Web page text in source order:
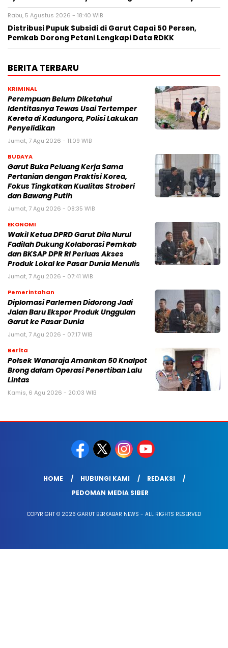
Rabu, 5 Agustus 2026 - 18:40 WIB
Distribusi Pupuk Subsidi di Garut Capai 50 Persen,
Pemkab Dorong Petani Lengkapi Data RDKK
BERITA TERBARU
KRIMINAL
Perempuan Belum Diketahui
Identitasnya Tewas Usai Tertemper
Kereta di Kadungora, Polisi Lakukan
Penyelidikan
Jumat, 7 Agu 2026 - 11:09 WIB
BUDAYA
Garut Buka Peluang Kerja Sama
Pertanian dengan Praktisi Korea,
Fokus Tingkatkan Kualitas Stroberi
dan Bawang Putih
Jumat, 7 Agu 2026 - 08:35 WIB
EKONOMI
Wakil Ketua DPRD Garut Dila Nurul
Fadilah Dukung Kolaborasi Pemkab
dan BKSAP DPR RI Perluas Akses
Produk Lokal ke Pasar Dunia Menulis
Jumat, 7 Agu 2026 - 07:41 WIB
Pemerintahan
Diplomasi Parlemen Didorong Jadi
Jalan Baru Ekspor Produk Unggulan
Garut ke Pasar Dunia
Jumat, 7 Agu 2026 - 07:17 WIB
Berita
Polsek Wanaraja Amankan 50 Knalpot
Brong dalam Operasi Penertiban Lalu
Lintas
Kamis, 6 Agu 2026 - 20:03 WIB
HOME HUBUNGI KAMI
REDAKSI
PEDOMAN MEDIA SIBER
COPYRIGHT © 2026 GARUT BERKABAR NEWS - ALL RIGHTS RESERVED